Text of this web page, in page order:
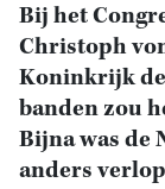
Bij het
Christoph
Koninkrijk
banden zou
Bijna was de
anders